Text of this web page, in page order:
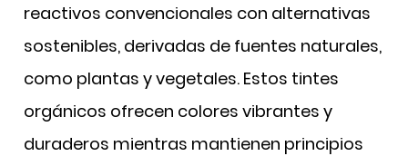
reactivos convencionales con alternativas
sostenibles, derivadas de fuentes naturales,
como plantas y vegetales. Estos tintes
orgánicos ofrecen colores vibrantes y
duraderos mientras mantienen principios